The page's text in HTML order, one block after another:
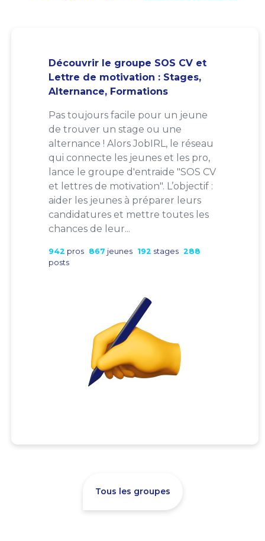
Découvrir le groupe SOS CV et
Lettre de motivation : Stages,
Alternance, Formations
Pas toujours facile pour un jeune
de trouver un stage ou une
alternance ! Alors JobIRL, le réseau
qui connecte les jeunes et les pro,
lance le groupe d'entraide "SOS CV
et lettres de motivation". L’objectif :
aider les jeunes à préparer leurs
candidatures et mettre toutes les
chances de leur...
942 pros 867 jeunes 192 stages 288
posts
Tous les groupes